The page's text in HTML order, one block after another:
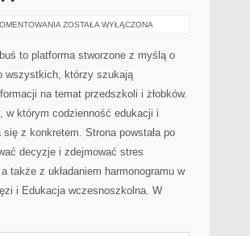
ROZWÓJ
ZOSTAŁA WYŁĄCZONA
to platforma stworzone z myślą o
wszystkich, którzy szukają
na temat przedszkoli i żłobków.
w którym codzienność edukacji i
z konkretem. Strona powstała po
decyzje i zdejmować stres
także z układaniem harmonogramu w
i Edukacja wczesnoszkolna. W